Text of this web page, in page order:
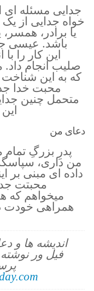
جدایی مسئله ای
خواه جدایی از یک
یا برادر،
باشد. عیسی
این کار را
صلیب انجام
که به این شناخت
محبت خدا
متحمل چنین
دعای من
پدرِ بزرگِ
من داری،
داده ای مبنی بر
محبتت
میخواهم که
همراهی خودت
اندیشه ها و
فیل ور